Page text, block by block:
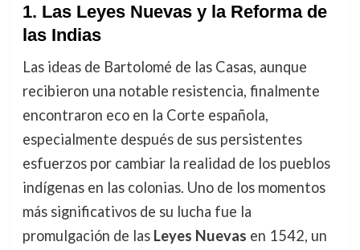
1. Las Leyes Nuevas y la Reforma de
las Indias
Las ideas de Bartolomé de las Casas, aunque
recibieron una notable resistencia, finalmente
encontraron eco en la Corte española,
especialmente después de sus persistentes
esfuerzos por cambiar la realidad de los pueblos
indígenas en las colonias. Uno de los momentos
más significativos de su lucha fue la
promulgación de las Leyes Nuevas en 1542, un